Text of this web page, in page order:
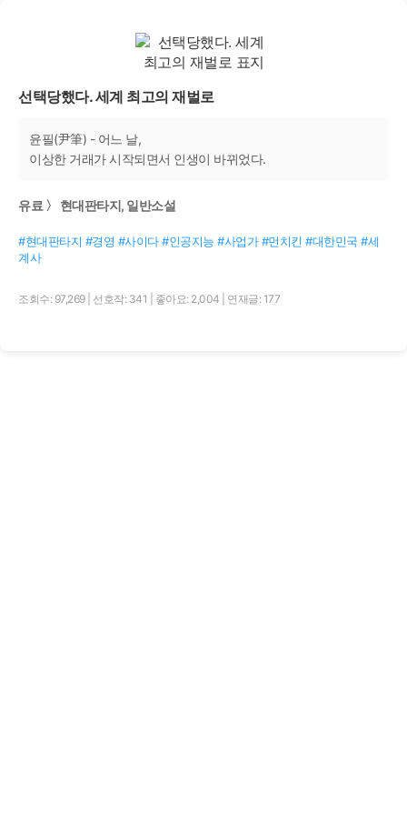
선택당했다. 세계 최고의 재벌로
윤필(尹筆) - 어느 날,
이상한 거래가 시작되면서 인생이 바뀌었다.
유료 〉 현대판타지, 일반소설
#현대판타지 #경영 #사이다 #인공지능 #사업가 #먼치킨 #대한민국 #세
계사
조회수: 97,269 선호작: 341 좋아요: 2,004 연재글: 177